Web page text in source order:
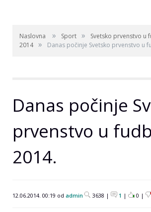
Naslovna » Sport »
Svetsko prvenstvo u
2014 » Danas počinje Svetsko prvenstvo u
Danas počinje
prvenstvo u
2014.
12.06.2014. 00:19 od admin 3638 | 1 | 0 |